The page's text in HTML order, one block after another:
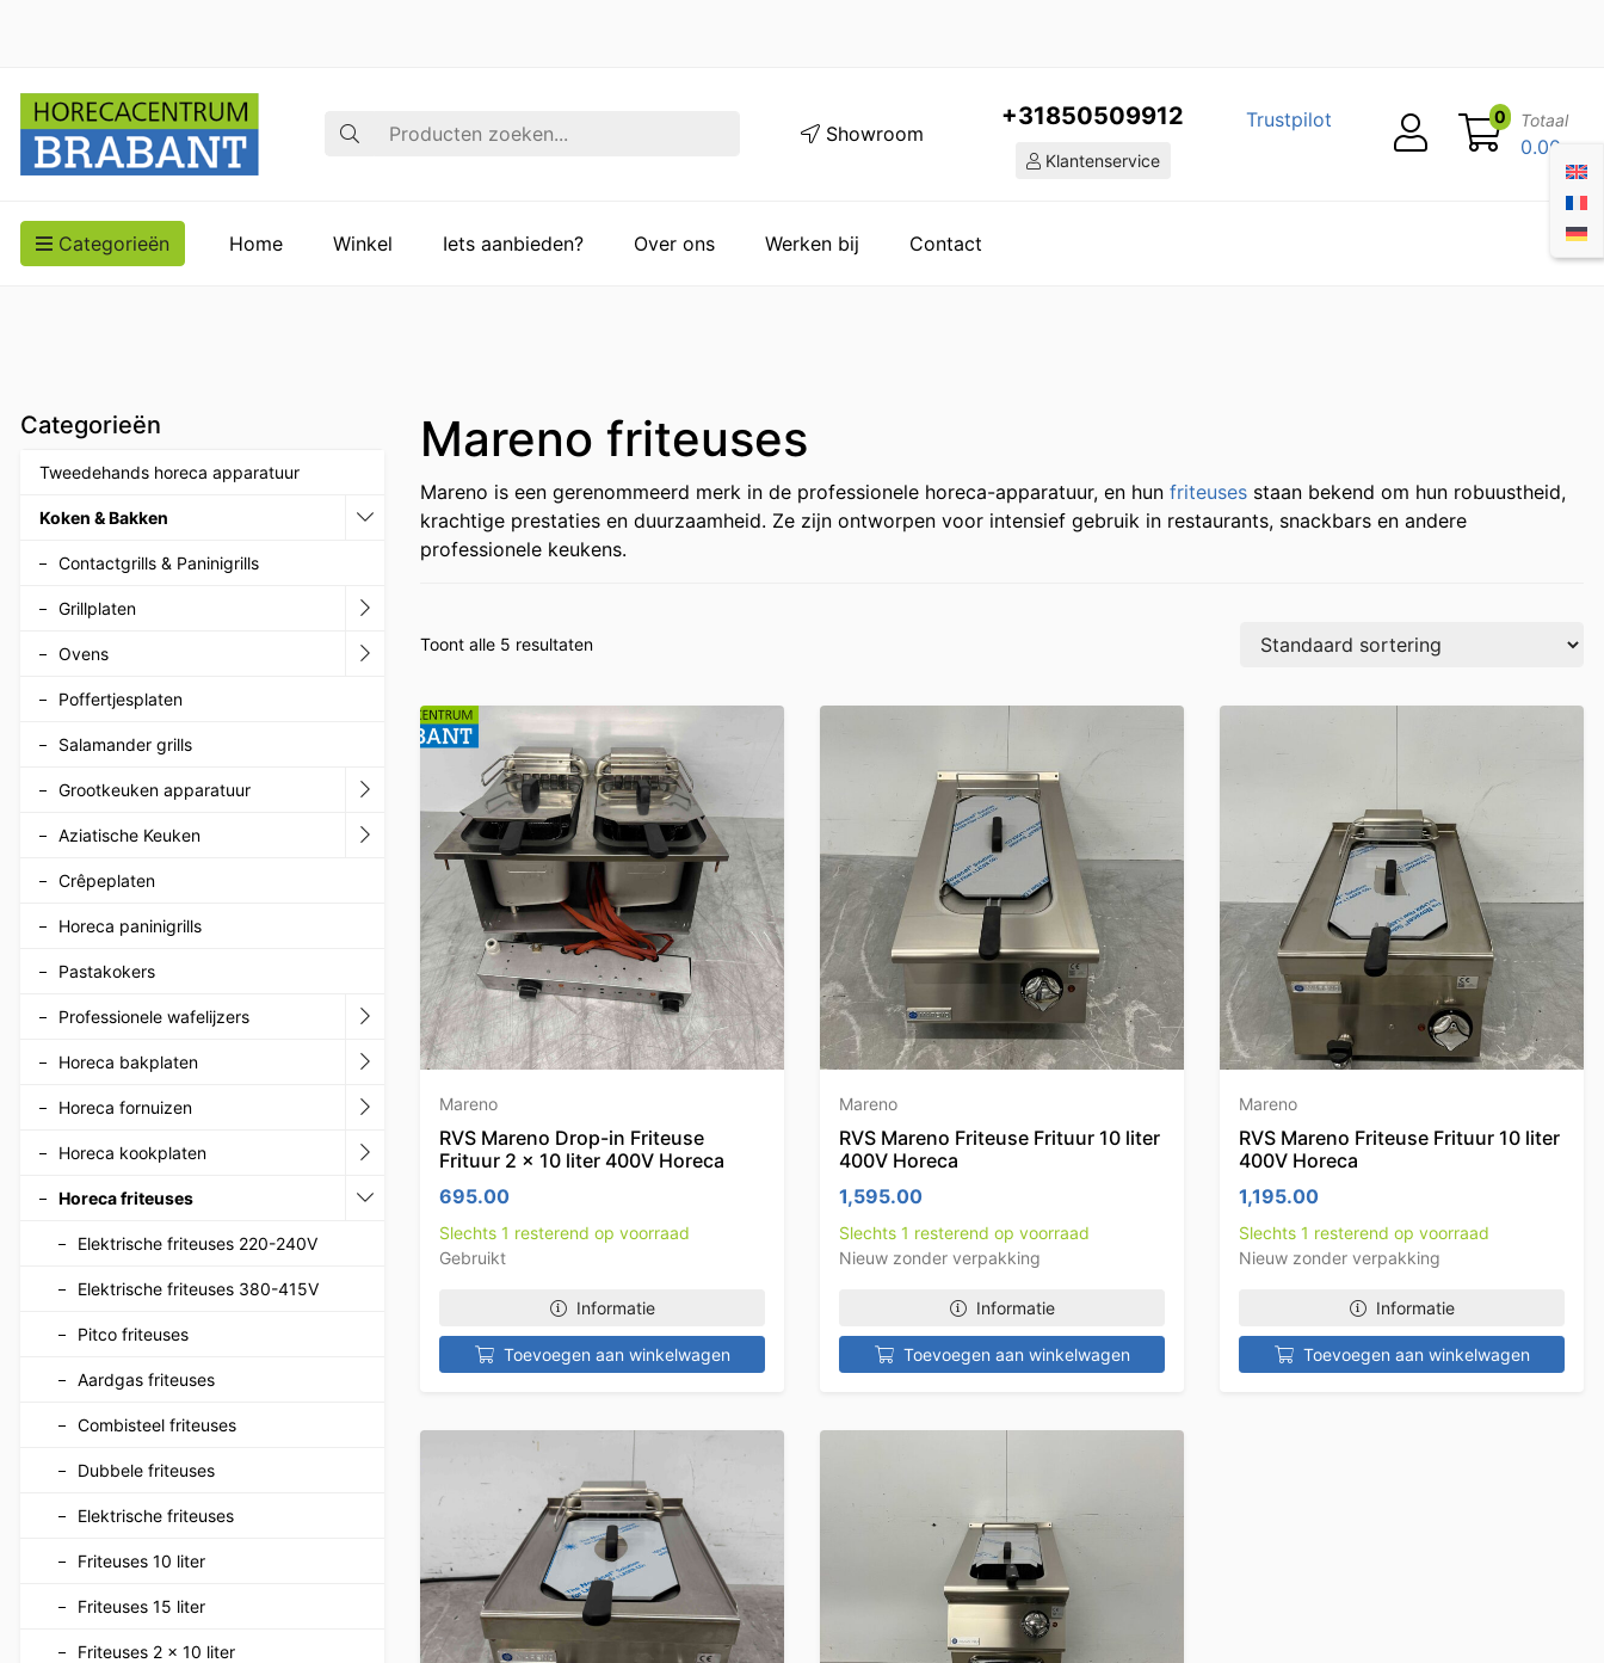
Zoek op Showroom
+31850509912
Klantenservice
Trustpilot 0 Totaal
0.00
Categorieën Home Winkel Iets aanbieden? Over ons Werken bij Contact
Categorieën
Tweedehands horeca apparatuur
Koken & Bakken
Contactgrills & Paninigrills
Grillplaten
Ovens
Poffertjesplaten
Salamander grills
Grootkeuken apparatuur
Aziatische Keuken
Crêpeplaten
Horeca paninigrills
Pastakokers
Professionele wafelijzers
Horeca bakplaten
Horeca fornuizen
Horeca kookplaten
Horeca friteuses
Elektrische friteuses 220-240V
Elektrische friteuses 380-415V
Pitco friteuses
Aardgas friteuses
Combisteel friteuses
Dubbele friteuses
Elektrische friteuses
Friteuses 10 liter
Friteuses 15 liter
Friteuses 2 x 10 liter
Mareno friteuses
Mareno is een gerenommeerd merk in de professionele horeca-apparatuur, en hun friteuses staan bekend om hun robuustheid,
krachtige prestaties en duurzaamheid. Ze zijn ontworpen voor intensief gebruik in restaurants, snackbars en andere
professionele keukens.
Toont alle 5 resultaten
Mareno
RVS Mareno Drop-in Friteuse
Frituur 2 x 10 liter 400V Horeca
695.00
Slechts 1 resterend op voorraad
Gebruikt
Informatie
Toevoegen aan winkelwagen
Mareno
RVS Mareno Friteuse Frituur 10 liter
400V Horeca
1,595.00
Slechts 1 resterend op voorraad
Nieuw zonder verpakking
Informatie
Toevoegen aan winkelwagen
Mareno
RVS Mareno Friteuse Frituur 10 liter
400V Horeca
1,195.00
Slechts 1 resterend op voorraad
Nieuw zonder verpakking
Informatie
Toevoegen aan winkelwagen